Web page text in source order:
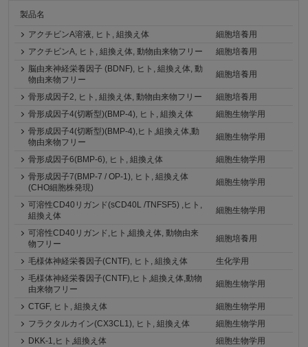
製品名
アクチビンA溶液, ヒト, 組換え体
細胞培養用
アクチビンA, ヒト, 組換え体, 動物由来物フリー
細胞培養用
脳由来神経栄養因子 (BDNF), ヒト, 組換え体, 動
物由来物フリー
細胞培養用
骨形成因子2, ヒト, 組換え体, 動物由来物フリー
細胞培養用
骨形成因子4(切断型)(BMP-4), ヒト, 組換え体
細胞生物学用
骨形成因子4(切断型)(BMP-4),ヒト,組換え体,動
物由来物フリー
細胞生物学用
骨形成因子6(BMP-6), ヒト, 組換え体
細胞生物学用
骨形成因子7(BMP-7 / OP-1), ヒト, 組換え体
(CHO細胞株発現)
細胞生物学用
可溶性CD40リガンド(sCD40L /TNFSF5) ,ヒト,
組換え体
細胞生物学用
可溶性CD40リガンド,ヒト,組換え体, 動物由来
物フリー
細胞培養用
毛様体神経栄養因子(CNTF), ヒト, 組換え体
生化学用
毛様体神経栄養因子(CNTF),ヒト,組換え体,動物
由来物フリー
細胞生物学用
CTGF, ヒト, 組換え体
細胞生物学用
フラクタルカイン(CX3CL1), ヒト, 組換え体
細胞生物学用
DKK-1,ヒト,組換え体
細胞生物学用